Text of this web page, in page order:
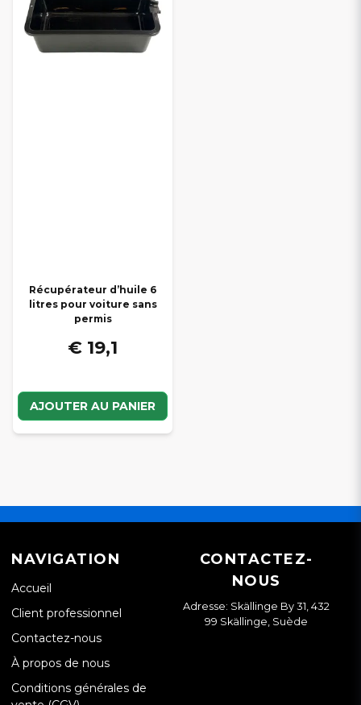
Récupérateur d’huile 6
litres pour voiture sans
permis
€ 19,1
AJOUTER AU PANIER
NAVIGATION
Accueil
Client professionnel
Contactez-nous
À propos de nous
Conditions générales de
CONTACTEZ-
NOUS
Adresse: Skällinge By 31, 432
99 Skällinge, Suède